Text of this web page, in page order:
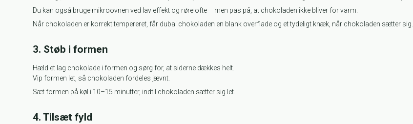
Du kan også bruge mikroovnen ved lav effekt og røre ofte – men pas på, at chokoladen ikke bliver for varm.
Når chokoladen er korrekt tempereret, får dubai chokoladen en blank overflade og et tydeligt knæk, når chokoladen sætter sig.
3. Støb i formen
Hæld et lag chokolade i formen og sørg for, at siderne dækkes helt.
Vip formen let, så chokoladen fordeles jævnt.
Sæt formen på køl i 10–15 minutter, indtil chokoladen sætter sig let.
4. Tilsæt fyld